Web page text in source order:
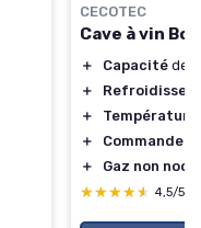
CECOTEC
Cave à vin
＋ Capacité de
＋
＋
＋
Commande
＋
Gaz non nocif
★★★★★
★★★★★ 4,5/5